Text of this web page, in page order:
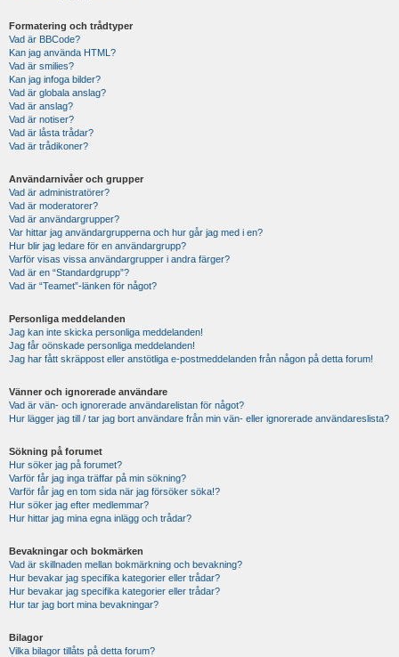
Formatering och trådtyper
Vad är BBCode?
Kan jag använda HTML?
Vad är smilies?
Kan jag infoga bilder?
Vad är globala anslag?
Vad är anslag?
Vad är notiser?
Vad är låsta trådar?
Vad är trådikoner?
Användarnivåer och grupper
Vad är administratörer?
Vad är moderatorer?
Vad är användargrupper?
Var hittar jag användargrupperna och hur går jag med i en?
Hur blir jag ledare för en användargrupp?
Varför visas vissa användargrupper i andra färger?
Vad är en “Standardgrupp”?
Vad är “Teamet”-länken för något?
Personliga meddelanden
Jag kan inte skicka personliga meddelanden!
Jag får oönskade personliga meddelanden!
Jag har fått skräppost eller anstötliga e-postmeddelanden från någon på detta forum!
Vänner och ignorerade användare
Vad är vän- och ignorerade användarelistan för något?
Hur lägger jag till / tar jag bort användare från min vän- eller ignorerade användareslista?
Sökning på forumet
Hur söker jag på forumet?
Varför får jag inga träffar på min sökning?
Varför får jag en tom sida när jag försöker söka!?
Hur söker jag efter medlemmar?
Hur hittar jag mina egna inlägg och trådar?
Bevakningar och bokmärken
Vad är skillnaden mellan bokmärkning och bevakning?
Hur bevakar jag specifika kategorier eller trådar?
Hur bevakar jag specifika kategorier eller trådar?
Hur tar jag bort mina bevakningar?
Bilagor
Vilka bilagor tillåts på detta forum?